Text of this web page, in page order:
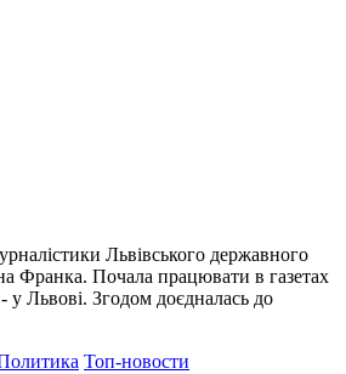
Львівського державного
Франка. Почала працювати в газетах
у Львові. Згодом доєдналась до
Топ-новости